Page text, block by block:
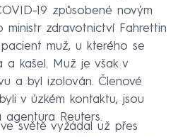
19 způsobené novým
ministr zdravotnictví Fahrettin
muž, u kterého se
a kašel. Muž je však v
a byl izolován. Členové
v úzkém kontaktu, jsou
Reuters.
světě vyžádal už přes